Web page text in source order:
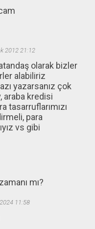
2012 21:12
olarak bizler
alabiliriz
yazarsanız çok
araba kredisi
tasarruflarımızı
para
vs gibi
mı?
11:58